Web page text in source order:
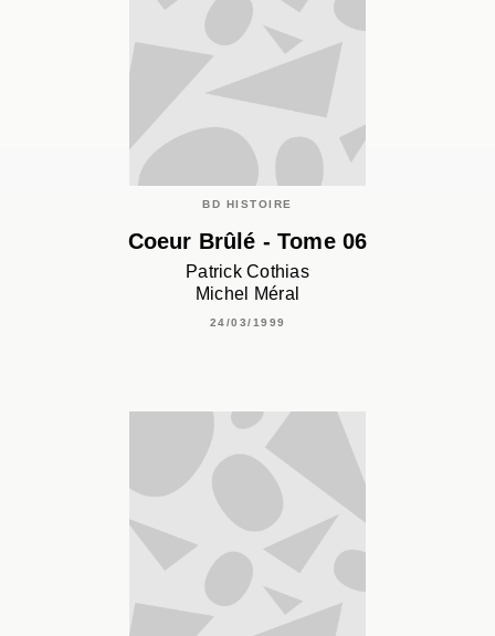
BD HISTOIRE
Coeur Brûlé - Tome 06
Patrick Cothias
Michel Méral
24/03/1999